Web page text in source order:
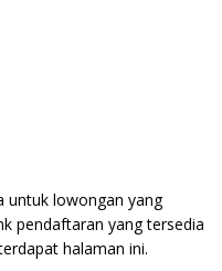
untuk lowongan yang
pendaftaran yang tersedia
halaman ini.